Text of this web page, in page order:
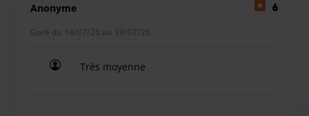
Anonyme 6
Garé du 14/07/26 au 19/07/26
Très moyenne